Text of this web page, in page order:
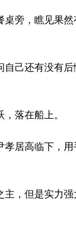
旁，瞧见果然
己还有没有
落在船上。
居高临下，用
，但是实力强